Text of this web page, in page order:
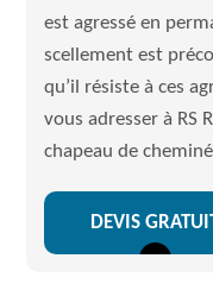
est agressé en
scellement est
qu’il résiste à ces
vous adresser à RS
chapeau de
DEVIS